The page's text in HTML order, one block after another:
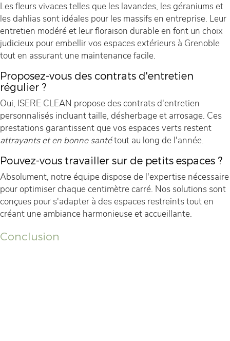
Les fleurs vivaces telles que les lavandes, les géraniums et
les dahlias sont idéales pour les massifs en entreprise. Leur
entretien modéré et leur floraison durable en font un choix
judicieux pour embellir vos espaces extérieurs à Grenoble
tout en assurant une maintenance facile.
Proposez-vous des contrats d'entretien
régulier ?
Oui, ISERE CLEAN propose des contrats d'entretien
personnalisés incluant taille, désherbage et arrosage. Ces
prestations garantissent que vos espaces verts restent
attrayants et en bonne santétout au long de l'année.
Pouvez-vous travailler sur de petits espaces ?
Absolument, notre équipe dispose de l'expertise nécessaire
pour optimiser chaque centimètre carré. Nos solutions sont
conçues pour s'adapter à des espaces restreints tout en
créant une ambiance harmonieuse et accueillante.
Conclusion